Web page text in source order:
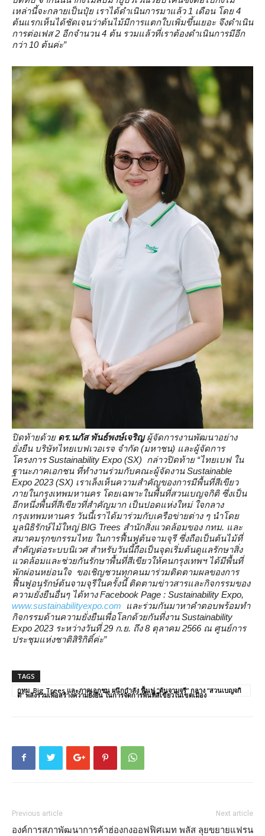
เหล่านี้จะกลายเป็นปุ๋ย เราได้ดำเนินการมาแล้ว 1 เดือน โดย 4
ต้นแรกเห็นได้ชัดเจนว่าต้นไม้มีการแตกใบเพิ่มขึ้นเยอะ จึงดำเนิน
การต่อเฟส 2 อีกจำนวน 4 ต้น รวมแล้วที่เราต้องดำเนินการมีอีก
กว่า 10 ต้นค่ะ”
ปิดท้ายด้วย ดร.นภัส พันธ์พงษ์เจริญผู้จัดการงานพัฒนาอย่าง
ยั่งยืน บริษัทไทยเบฟเวอเรจ จำกัด (มหาชน) และผู้จัดการ
โครงการ Sustainability Expo (SX) กล่าวปิดท้าย “ไทยเบฟ ใน
ฐานะภาคเอกชน ที่ทำงานร่วมกับคณะผู้จัดงาน Sustainable
Expo 2023 (SX) เราเล็งเห็นความสำคัญของการมีพื้นที่สีเขียว
ภายในกรุงเทพมหานคร โดยเฉพาะในพื้นที่สวนเบญจกิติ ซึ่งเป็น
อีกหนึ่งพื้นที่สีเขียวที่สำคัญมาก เป็นปอดแห่งใหม่ ใจกลาง
กรุงเทพมหานคร วันนี้เราได้มาร่วมกับเครือข่ายต่าง ๆ นำโดย
มูลนิธิรักษ์ไม้ใหญ่ BIG Trees สำนักสิ่งแวดล้อมของ กทม. และ
สมาคมรุกขกรรมไทย ในการฟื้นฟูต้นจามจุรี ซึ่งถือเป็นต้นไม้ที่
สำคัญต่อระบบนิเวศ สำหรับวันนี้ถือเป็นจุดเริ่มต้นดูแลรักษาสิ่ง
แวดล้อมและช่วยกันรักษาพื้นที่สีเขียวให้คนกรุงเทพฯ ได้มีพื้นที่
พักผ่อนหย่อนใจ ขอเชิญชวนทุกคนมาร่วมติดตามผลของการ
ฟื้นฟูอนุรักษ์ต้นจามจุรีในครั้งนี้ ติดตามข่าวสารและกิจกรรมของ
ความยั่งยืนอื่นๆ ได้ทาง Facebook Page : Sustainability Expo,
www.sustainabilityexpo.com และร่วมกันมาหาคำตอบพร้อมทำ
กิจกรรมด้านความยั่งยืนเพื่อโลกด้วยกันที่งาน Sustainability
Expo 2023 ระหว่างวันที่ 29 ก.ย. ถึง 8 ตุลาคม 2566 ณ ศูนย์การ
ประชุมแห่งชาติสิริกิติ์ค่ะ”
TAGS
กทม. Big Trees และภาคเอกชน ผนึกกำลัง ฟื้นฟู “ต้นจามจุรี” กลาง “สวนเบญจกิ
ติ” พลังร่วมเพื่อสร้างความยั่งยืน ในการจัดการพื้นที่สีเขียวในเขตเมือง
Previous article
องค์การสภาพัฒนาการค้าฮ่องกง
Next article
ออฟฟิศเมท พลัส ลุยขยายแฟรน